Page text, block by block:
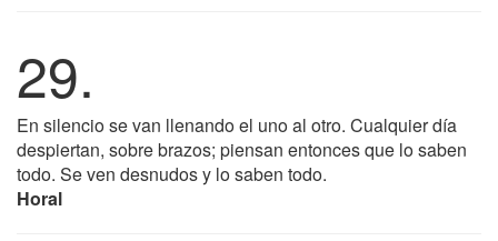
29.
En silencio se van llenando el uno al otro. Cualquier día
despiertan, sobre brazos; piensan entonces que lo saben
todo. Se ven desnudos y lo saben todo.
Horal